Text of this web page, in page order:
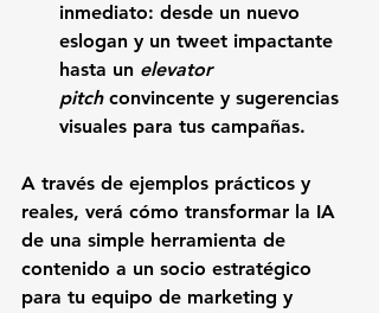
inmediato: desde un nuevo
eslogan y un tweet impactante
hasta un elevator
pitch convincente y sugerencias
visuales para tus campañas.
A través de ejemplos prácticos y
reales, verá cómo transformar la IA
de una simple herramienta de
contenido a un socio estratégico
para tu equipo de marketing y